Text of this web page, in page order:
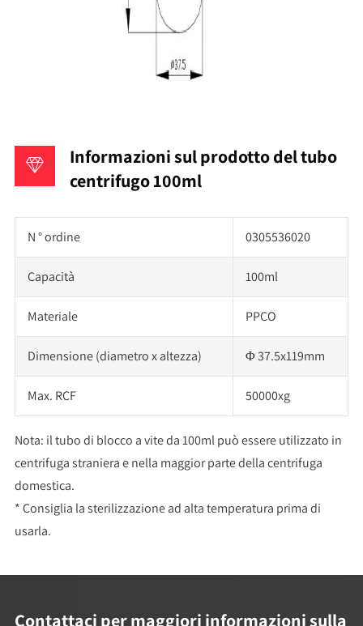
Informazioni sul prodotto del tubo
centrifugo 100ml
N ° ordine 0305536020
Capacità 100ml
Materiale PPCO
Dimensione (diametro x altezza) Φ 37.5x119mm
Max. RCF 50000xg
Nota: il tubo di blocco a vite da 100ml può essere utilizzato in
centrifuga straniera e nella maggior parte della centrifuga
domestica.
* Consiglia la sterilizzazione ad alta temperatura prima di
usarla.
Contattaci per maggiori informazioni sulla